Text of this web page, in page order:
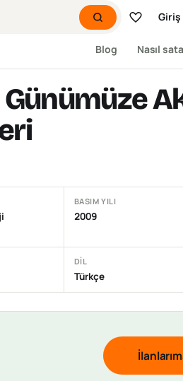
Giriş
Blog Nasıl
Günümüze
BASIM YILI
2009
DIL
Türkçe